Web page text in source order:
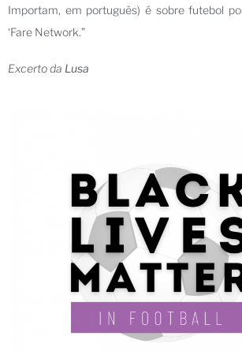
Importam, em português) é sobre futebol
‘Fare Network.”
Excerto da Lusa